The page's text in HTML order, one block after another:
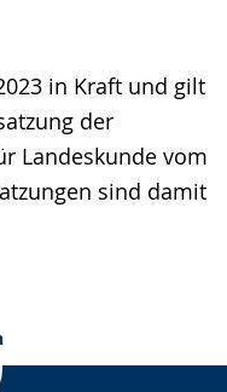
in Kraft und gilt
der
Landeskunde vom
sind damit